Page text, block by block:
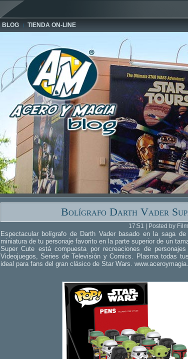
BLOG TIENDA ON-LINE
Bolígrafo Darth Vader
17:51 | Posted by
Espectacular bolígrafo de Darth Vader basado en la saga
miniatura de tu personaje favorito en la parte superior de un
Super Cute está compuesta por recreaciones de
Videojuegos, Series de Televisión y Comics. Plasma todas
ideal para fans del gran clásico de Star Wars.